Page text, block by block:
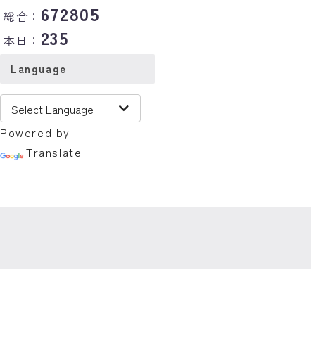
総合： 672805
本日： 235
Language
Powered by
Translate